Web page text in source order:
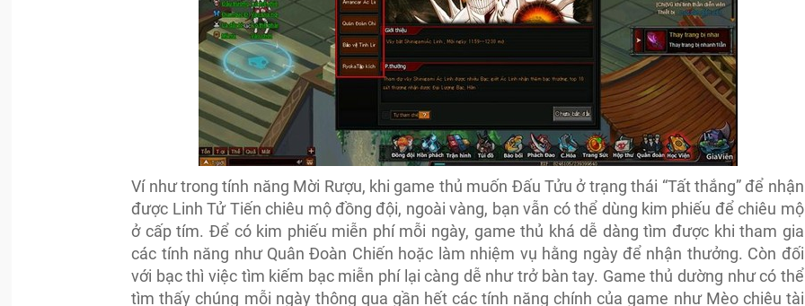
Ví như trong tính năng Mời Rượu, khi game thủ muốn Đấu Tửu ở trạng thái “Tất thắng” để nhận
được Linh Tử Tiến chiêu mộ đồng đội, ngoài vàng, bạn vẫn có thể dùng kim phiếu để chiêu mộ
ở cấp tím. Để có kim phiếu miễn phí mỗi ngày, game thủ khá dễ dàng tìm được khi tham gia
các tính năng như Quân Đoàn Chiến hoặc làm nhiệm vụ hằng ngày để nhận thưởng. Còn đối
với bạc thì việc tìm kiếm bạc miễn phí lại càng dễ như trở bàn tay. Game thủ dường như có thể
tìm thấy chúng mỗi ngày thông qua gần hết các tính năng chính của game như Mèo chiêu tài